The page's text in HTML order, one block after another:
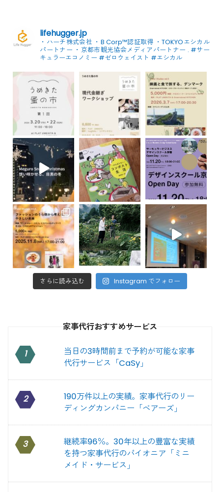
lifehugger.jp
・ハーチ株式会社 ・B Corp™認証取得 ・TOKYOエシカル
パートナー ・京都市観光協会メディアパートナー . #サー
キュラーエコノミー #ゼロウェイスト #エシカル
さらに読み込む Instagram でフォロー
家事代行おすすめサービス
1
当日の3時間前まで予約が可能な家事
代行サービス「CaSy」
2
190万件以上の実績。家事代行のリー
ディングカンパニー「ベアーズ」
3
継続率96％。30年以上の豊富な実績
を持つ家事代行のパイオニア「ミニ
メイド・サービス」